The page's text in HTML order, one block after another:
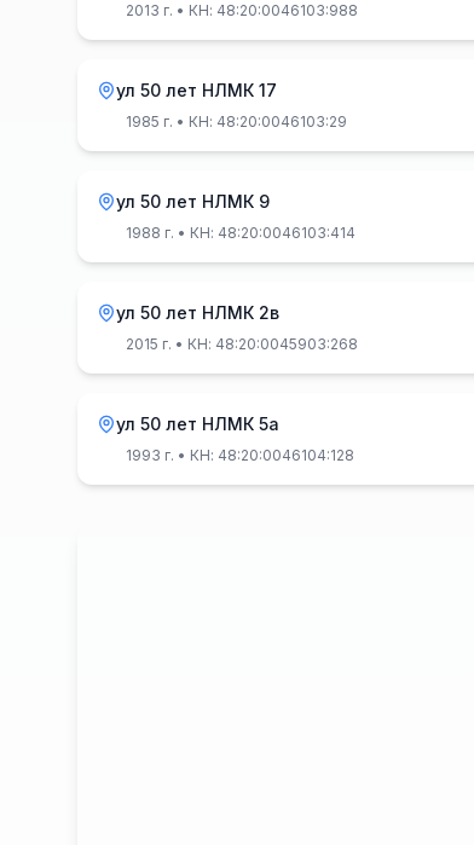
2013 г. • КН: 48:20:0046103:988
ул 50 лет НЛМК 17
1985 г. • КН: 48:20:0046103:29
ул 50 лет НЛМК 9
1988 г. • КН: 48:20:0046103:414
ул 50 лет НЛМК 2в
2015 г. • КН: 48:20:0045903:268
ул 50 лет НЛМК 5а
1993 г. • КН: 48:20:0046104:128